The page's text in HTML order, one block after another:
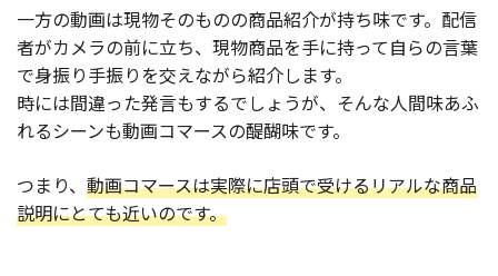
一方の動画は現物そのものの商品紹介が持ち味です。配信
者がカメラの前に立ち、現物商品を手に持って自らの言葉
で身振り手振りを交えながら紹介します。
時には間違った発言もするでしょうが、そんな人間味あふ
れるシーンも動画コマースの醍醐味です。
つまり、 動画コマースは実際に店頭で受けるリアルな商品
説明にとても近いのです。